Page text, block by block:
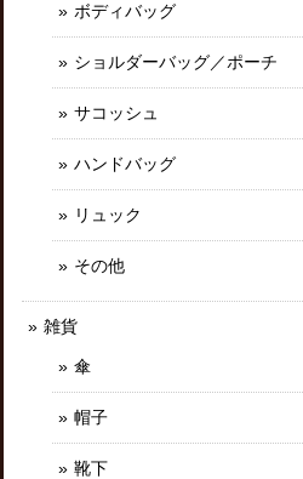
ボディバッグ
ショルダーバッグ／ポーチ
サコッシュ
ハンドバッグ
リュック
その他
雑貨
傘
帽子
靴下